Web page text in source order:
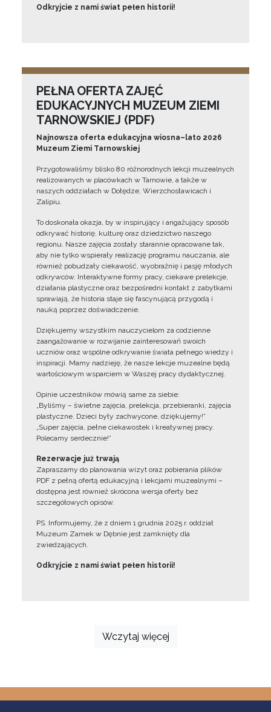
Odkryjcie z nami świat pełen historii!
PEŁNA OFERTA ZAJĘĆ
EDUKACYJNYCH MUZEUM ZIEMI
TARNOWSKIEJ (PDF)
Najnowsza oferta edukacyjna wiosna–lato 2026
Muzeum Ziemi Tarnowskiej
Przygotowaliśmy blisko 80 różnorodnych lekcji muzealnych
realizowanych w placówkach w Tarnowie, a także w
naszych oddziałach w Dołędze, Wierzchosławicach i
Zalipiu.
To doskonała okazja, by w inspirujący i angażujący sposób
odkrywać historię, kulturę oraz dziedzictwo naszego
regionu. Nasze zajęcia zostały starannie opracowane tak,
aby nie tylko wspierały realizację programu nauczania, ale
również pobudzały ciekawość, wyobraźnię i pasję młodych
odkrywców. Interaktywne formy pracy, ciekawe prelekcje,
działania plastyczne oraz bezpośredni kontakt z zabytkami
sprawiają, że historia staje się fascynującą przygodą i
nauką poprzez doświadczenie.
Dziękujemy wszystkim nauczycielom za codzienne
zaangażowanie w rozwijanie zainteresowań swoich
uczniów oraz wspólne odkrywanie świata pełnego wiedzy i
inspiracji. Mamy nadzieję, że nasze lekcje muzealne będą
wartościowym wsparciem w Waszej pracy dydaktycznej.
Opinie uczestników mówią same za siebie:
„Byliśmy – świetne zajęcia, prelekcja, przebieranki, zajęcia
plastyczne. Dzieci były zachwycone, dziękujemy!”
„Super zajęcia, pełne ciekawostek i kreatywnej pracy.
Polecamy serdecznie!”
Rezerwacje już trwają
Zapraszamy do planowania wizyt oraz pobierania plików
PDF z pełną ofertą edukacyjną i lekcjami muzealnymi –
dostępna jest również skrócona wersja oferty bez
szczegółowych opisów.
PS. Informujemy, że z dniem 1 grudnia 2025 r. oddział
Muzeum Zamek w Dębnie jest zamknięty dla
zwiedzających.
Odkryjcie z nami świat pełen historii!
Wczytaj więcej